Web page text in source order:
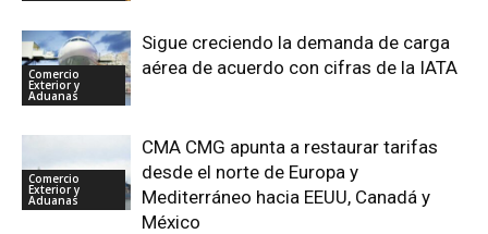
Comercio
Exterior y
Aduanas
Sigue creciendo la demanda de carga
aérea de acuerdo con cifras de la IATA
Comercio
Exterior y
Aduanas
CMA CMG apunta a restaurar tarifas
desde el norte de Europa y
Mediterráneo hacia EEUU, Canadá y
México